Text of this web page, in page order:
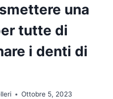
una
tutte di
i denti di
Ottobre 5, 2023